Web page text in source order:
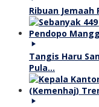
Ribuan
Tangis Haru
Pula…